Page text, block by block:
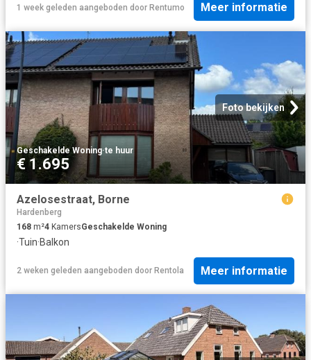
1 week geleden aangeboden door Rentumo Meer informatie
Foto bekijken
Geschakelde Woning·te huur
€ 1.695
Azelosestraat, Borne
Hardenberg
168 m²4 KamersGeschakelde Woning
·Tuin·Balkon
2 weken geleden aangeboden door Rentola Meer informatie